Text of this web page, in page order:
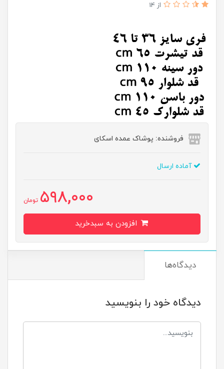
از 14
فروشنده: پوشاک عمده اسکای
آماده ارسال
598,000 تومان
دیدگاه‌ها
دیدگاه خود را بنویسید